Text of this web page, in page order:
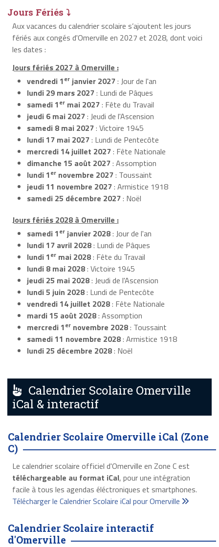
Jours Fériés ⤵
Aux vacances du calendrier scolaire s’ajoutent les jours
fériés aux congés d'Omerville en 2027 et 2028, dont voici
les dates :
Jours fériés 2027 à Omerville :
vendredi 1er janvier 2027: Jour de l'an
lundi 29 mars 2027: Lundi de Pâques
samedi 1er mai 2027: Fête du Travail
jeudi 6 mai 2027: Jeudi de l'Ascension
samedi 8 mai 2027: Victoire 1945
lundi 17 mai 2027: Lundi de Pentecôte
mercredi 14 juillet 2027: Fête Nationale
dimanche 15 août 2027: Assomption
lundi 1er novembre 2027: Toussaint
jeudi 11 novembre 2027: Armistice 1918
samedi 25 décembre 2027: Noël
Jours fériés 2028 à Omerville :
samedi 1er janvier 2028: Jour de l'an
lundi 17 avril 2028: Lundi de Pâques
lundi 1er mai 2028: Fête du Travail
lundi 8 mai 2028: Victoire 1945
jeudi 25 mai 2028: Jeudi de l'Ascension
lundi 5 juin 2028: Lundi de Pentecôte
vendredi 14 juillet 2028: Fête Nationale
mardi 15 août 2028: Assomption
mercredi 1er novembre 2028: Toussaint
samedi 11 novembre 2028: Armistice 1918
lundi 25 décembre 2028: Noël
Calendrier Scolaire Omerville
iCal & interactif
Calendrier Scolaire Omerville iCal (Zone
C)
Le calendrier scolaire officiel d'Omerville en Zone C est
téléchargeable au format iCal, pour une intégration
facile à tous les agendas éléctroniques et smartphones.
Télécharger le Calendrier Scolaire iCal pour Omerville
Calendrier Scolaire interactif
d'Omerville